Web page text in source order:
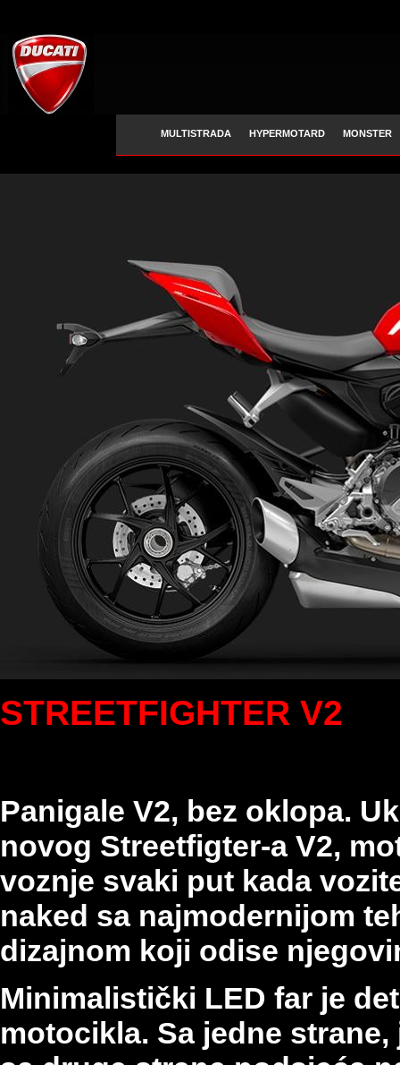
MULTISTRADA HYPERMOTARD MONSTER
STREETFIGHTER V2
Panigale V2, bez oklopa.
novog Streetfigter-a V2,
voznje svaki put kada
naked sa najmodernijom
dizajnom koji odise
Minimalistički LED far je
motocikla. Sa jedne